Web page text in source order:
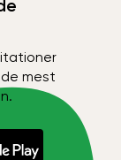
mest